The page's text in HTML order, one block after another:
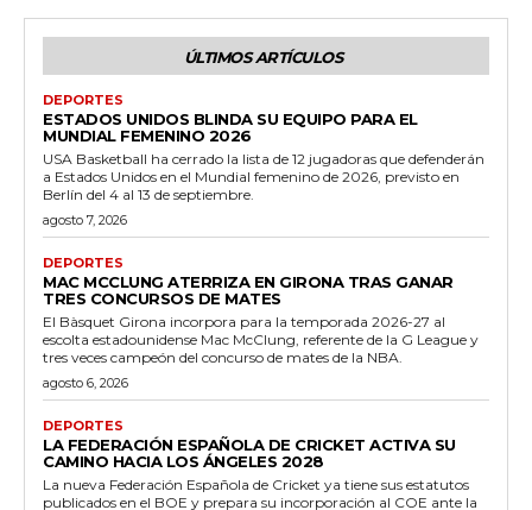
ÚLTIMOS ARTÍCULOS
DEPORTES
ESTADOS UNIDOS BLINDA SU EQUIPO PARA EL
MUNDIAL FEMENINO 2026
USA Basketball ha cerrado la lista de 12 jugadoras que defenderán
a Estados Unidos en el Mundial femenino de 2026, previsto en
Berlín del 4 al 13 de septiembre.
agosto 7, 2026
DEPORTES
MAC MCCLUNG ATERRIZA EN GIRONA TRAS GANAR
TRES CONCURSOS DE MATES
El Bàsquet Girona incorpora para la temporada 2026-27 al
escolta estadounidense Mac McClung, referente de la G League y
tres veces campeón del concurso de mates de la NBA.
agosto 6, 2026
DEPORTES
LA FEDERACIÓN ESPAÑOLA DE CRICKET ACTIVA SU
CAMINO HACIA LOS ÁNGELES 2028
La nueva Federación Española de Cricket ya tiene sus estatutos
publicados en el BOE y prepara su incorporación al COE ante la